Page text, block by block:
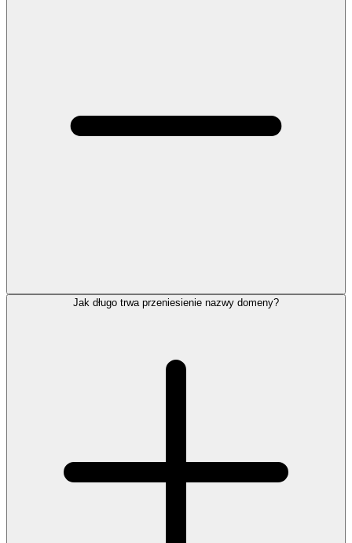
Jak długo trwa przeniesienie nazwy domeny?